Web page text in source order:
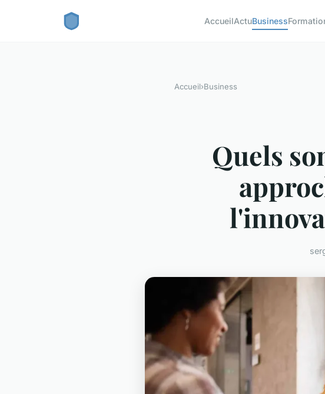
AccueilActuBusiness
Accueil›Business
Quels